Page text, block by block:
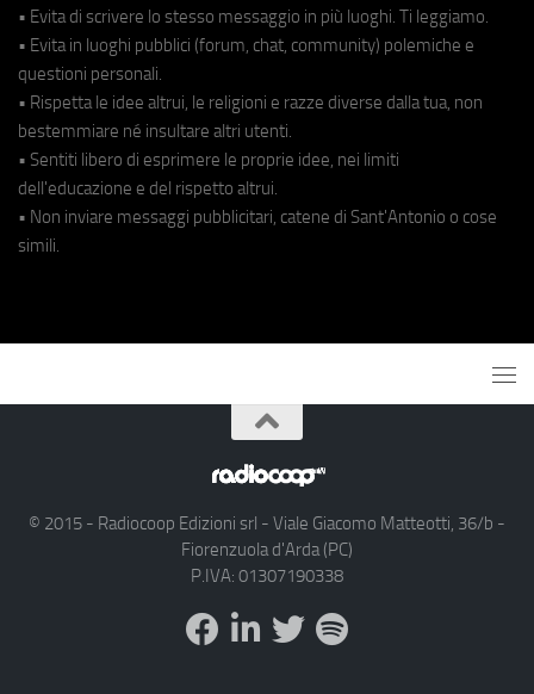
• Evita di scrivere lo stesso messaggio in più luoghi. Ti leggiamo.
• Evita in luoghi pubblici (forum, chat, community) polemiche e
questioni personali.
• Rispetta le idee altrui, le religioni e razze diverse dalla tua, non
bestemmiare né insultare altri utenti.
• Sentiti libero di esprimere le proprie idee, nei limiti
dell'educazione e del rispetto altrui.
• Non inviare messaggi pubblicitari, catene di Sant'Antonio o cose
simili.
© 2015 - Radiocoop Edizioni srl - Viale Giacomo Matteotti, 36/b -
Fiorenzuola d'Arda (PC)
P.IVA: 01307190338